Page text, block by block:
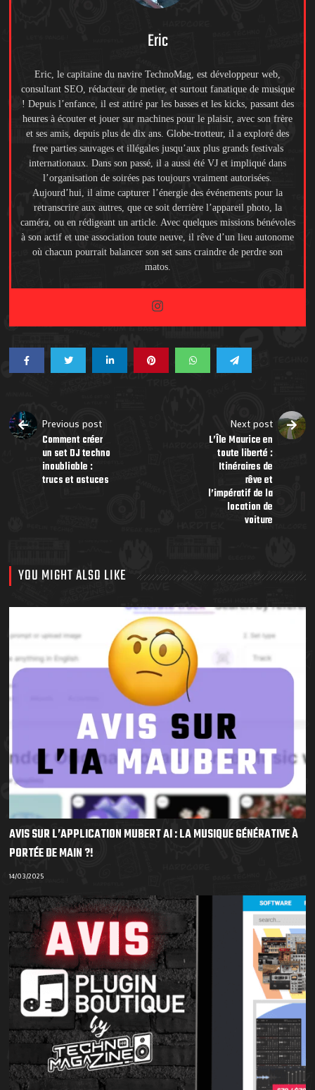
Eric
Eric, le capitaine du navire TechnoMag, est développeur web,
consultant SEO, rédacteur de metier, et surtout fanatique de musique
! Depuis l’enfance, il est attiré par les basses et les kicks, passant des
heures à écouter et jouer sur machines pour le plaisir, avec son frère
et ses amis, depuis plus de dix ans. Globe-trotteur, il a exploré des
free parties sauvages et illégales jusqu’aux plus grands festivals
internationaux. Dans son passé, il a aussi été VJ et impliqué dans
l’organisation de soirées pas toujours vraiment autorisées.
Aujourd’hui, il aime capturer l’énergie des événements pour la
retranscrire aux autres, que ce soit derrière l’appareil photo, la
caméra, ou en rédigeant un article. Avec quelques missions bénévoles
à son actif et une association toute neuve, il rêve d’un lieu autonome
où chacun pourrait balancer son set sans craindre de perdre son
matos.
Previous post
Comment créer
un set DJ techno
inoubliable :
trucs et astuces
Next post
L’Île Maurice en
toute liberté :
Itinéraires de
rêve et
l’impératif de la
location de
voiture
YOU MIGHT ALSO LIKE
AVIS SUR L’APPLICATION MUBERT AI : LA MUSIQUE GÉNÉRATIVE À
PORTÉE DE MAIN ?!
14/03/2025